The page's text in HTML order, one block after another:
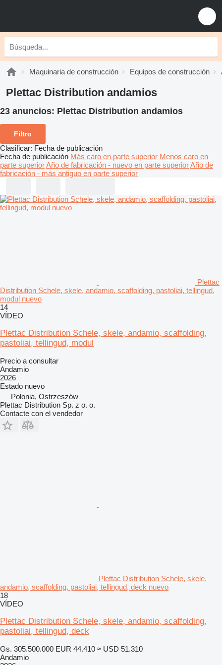
Maquinaria de construcción Equipos de construcción
Plettac Distribution andamios
23 anuncios: Plettac Distribution andamios
Filtro
Clasificar: Fecha de publicación
Fecha de publicación Más caro en parte superior Menos caro en
parte superiorAño de fabricación - nuevo en parte superiorAño de
fabricación - más antiguo en parte superior
Plettac
Distribution Schele, skele, andamio, scaffolding, pastoliai, tellingud,
modul nuevo
14
VÍDEO
Plettac Distribution Schele, skele, andamio, scaffolding,
pastoliai, tellingud, modul
Precio a consultar
Andamio
2026
Estado nuevo
Polonia, Ostrzeszów
Plettac Distribution Sp. z o. o.
Contacte con el vendedor
Plettac Distribution Schele, skele,
andamio, scaffolding, pastoliai, tellingud, deck nuevo
18
VÍDEO
Plettac Distribution Schele, skele, andamio, scaffolding,
pastoliai, tellingud, deck
Gs. 305.500.000 EUR 44.410 ≈ USD 51.310
Andamio